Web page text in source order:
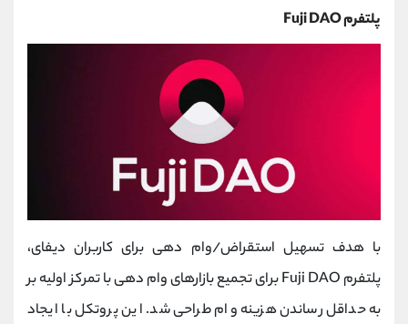
پلتفرم Fuji DAO
با هدف تسهیل استقراض/وام دهی برای کاربران دیفای،
پلتفرم Fuji DAO برای تجمیع بازارهای وام دهی با تمرکز اولیه بر
به حداقل رساندن هزینه وام طراحی شد. این پروتکل با ایجاد